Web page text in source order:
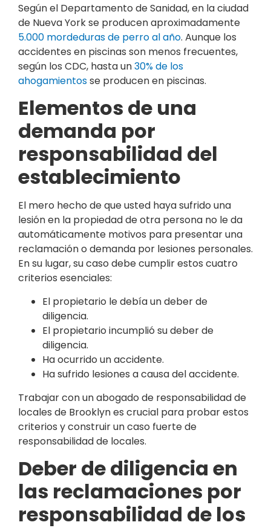
Según el Departamento de Sanidad, en la ciudad
de Nueva York se producen aproximadamente
5.000 mordeduras de perro al año. Aunque los
accidentes en piscinas son menos frecuentes,
según los CDC, hasta un30% de los
ahogamientosse producen en piscinas.
Elementos de una
demanda por
responsabilidad del
establecimiento
El mero hecho de que usted haya sufrido una
lesión en la propiedad de otra persona no le da
automáticamente motivos para presentar una
reclamación o demanda por lesiones personales.
En su lugar, su caso debe cumplir estos cuatro
criterios esenciales:
El propietario le debía un deber de
diligencia.
El propietario incumplió su deber de
diligencia.
Ha ocurrido un accidente.
Ha sufrido lesiones a causa del accidente.
Trabajar con un abogado de responsabilidad de
locales de Brooklyn es crucial para probar estos
criterios y construir un caso fuerte de
responsabilidad de locales.
Deber de diligencia en
las reclamaciones por
responsabilidad de los